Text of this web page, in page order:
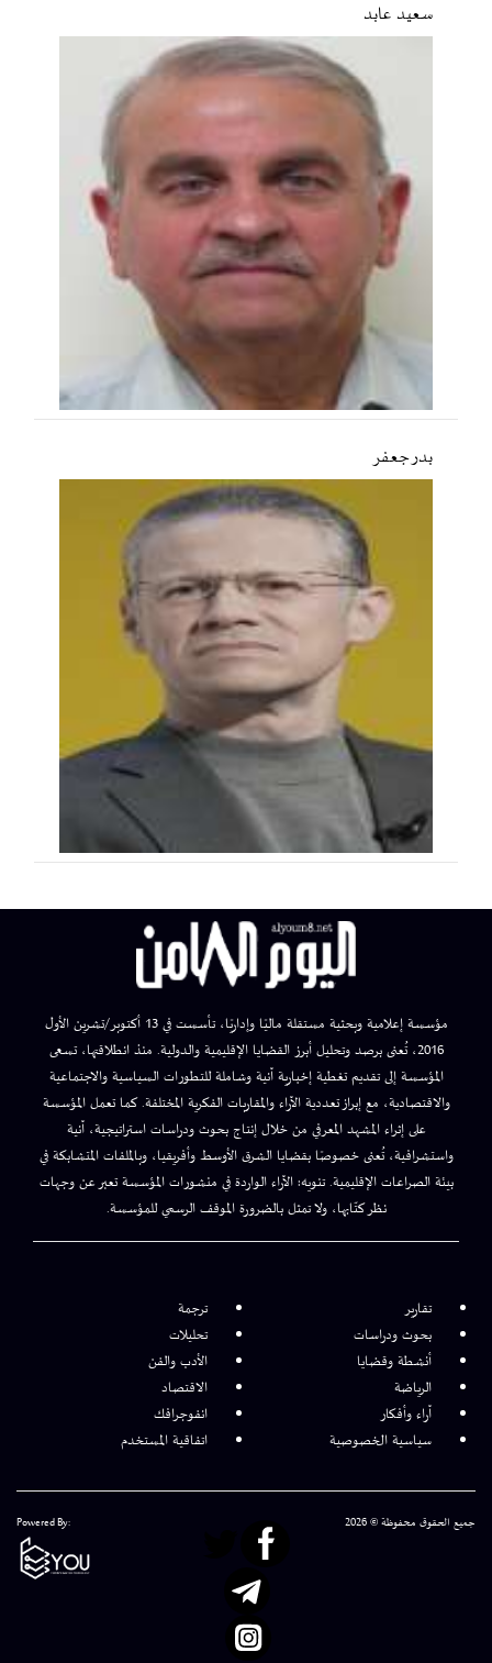
سعید عابد
بدر جعفر
مؤسسة إعلامية وبحثية مستقلة ماليًا وإداريًا، تأسست في 13 أكتوبر/تشرين الأول
2016، تُعنى برصد وتحليل أبرز القضايا الإقليمية والدولية. منذ انطلاقتها، تسعى
المؤسسة إلى تقديم تغطية إخبارية آنية وشاملة للتطورات السياسية والاجتماعية
والاقتصادية، مع إبراز تعددية الآراء والمقاربات الفكرية المختلفة. كما تعمل المؤسسة
على إثراء المشهد المعرفي من خلال إنتاج بحوث ودراسات استراتيجية، آنية
واستشرافية، تُعنى خصوصًا بقضايا الشرق الأوسط وأفريقيا، وبالملفات المتشابكة في
بيئة الصراعات الإقليمية. تنويه: الآراء الواردة في منشورات المؤسسة تعبر عن وجهات
نظر كتّابها، ولا تمثل بالضرورة الموقف الرسمي للمؤسسة.
تقارير
ترجمة
بحوث ودراسات
تحليلات
أنشطة وقضايا
الأدب والفن
الرياضة
الاقتصاد
آراء وأفكار
انفوجرافك
سياسية الخصوصية
اتفاقية المستخدم
جميع الحقوق محفوظة © 2026 Powered By: